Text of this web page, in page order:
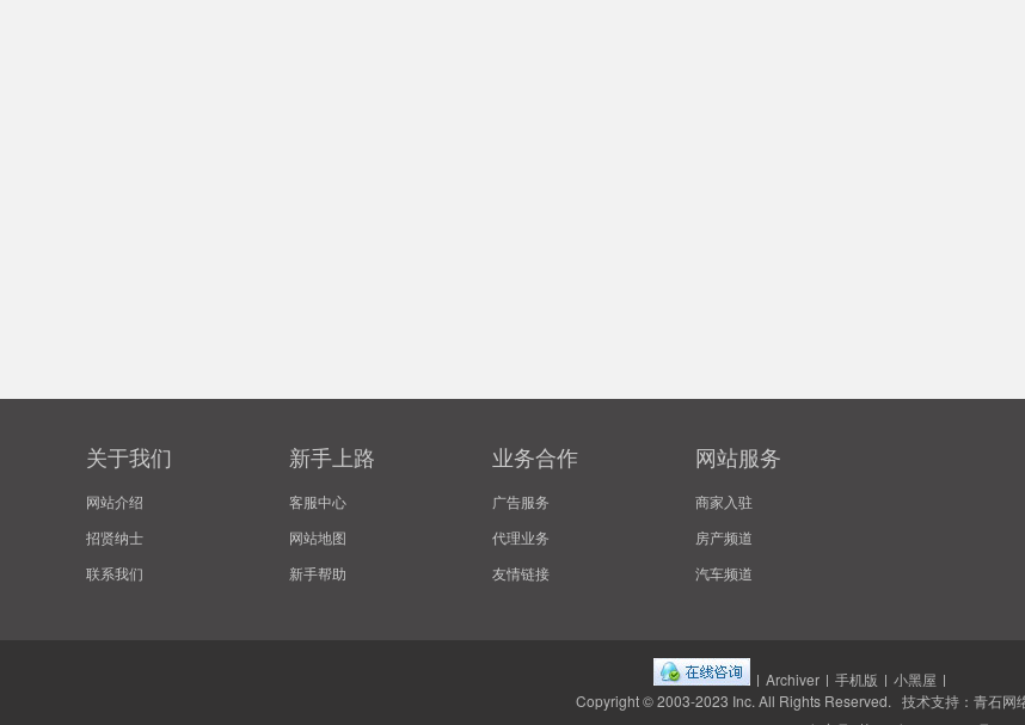
关于我们
网站介绍
招贤纳士
联系我们
新手上路
客服中心
网站地图
新手帮助
业务合作
广告服务
代理业务
友情链接
网站服务
商家入驻
房产频道
汽车频道
| Archiver | 手机版 | 小黑屋 |
Copyright © 2003-2023 Inc. All Rights Reserved. 技术支持： 青石网